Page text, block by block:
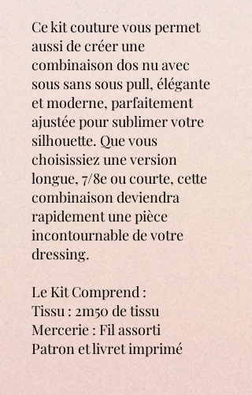
Ce kit couture vous permet
aussi de créer une
combinaison dos nu avec
sous sans sous pull, élégante
et moderne, parfaitement
ajustée pour sublimer votre
silhouette. Que vous
choisissiez une version
longue, 7/8e ou courte, cette
combinaison deviendra
rapidement une pièce
incontournable de votre
dressing.
Le Kit Comprend :
Tissu : 2m50 de tissu
Mercerie : Fil assorti
Patron et livret imprimé